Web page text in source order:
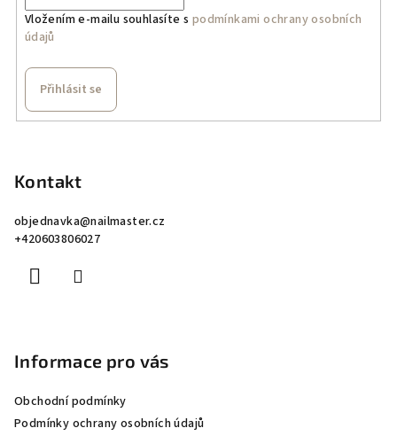
Vložením e-mailu souhlasíte s podmínkami ochrany osobních
údajů
Přihlásit se
Kontakt
objednavka@nailmaster.cz
+420603806027
Informace pro vás
Obchodní podmínky
Podmínky ochrany osobních údajů